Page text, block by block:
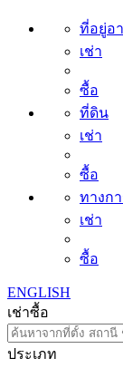
ที่อยู่อ
เช่า
ซื้อ
ที่ดิน
เช่า
ซื้อ
ทางก
เช่า
ซื้อ
ENGLISH
เช่าซื้อ
ประเภท